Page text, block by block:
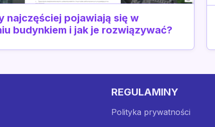
najczęściej pojawiają się w
budynkiem i jak je rozwiązywać?
REGULAMINY
Polityka prywatności